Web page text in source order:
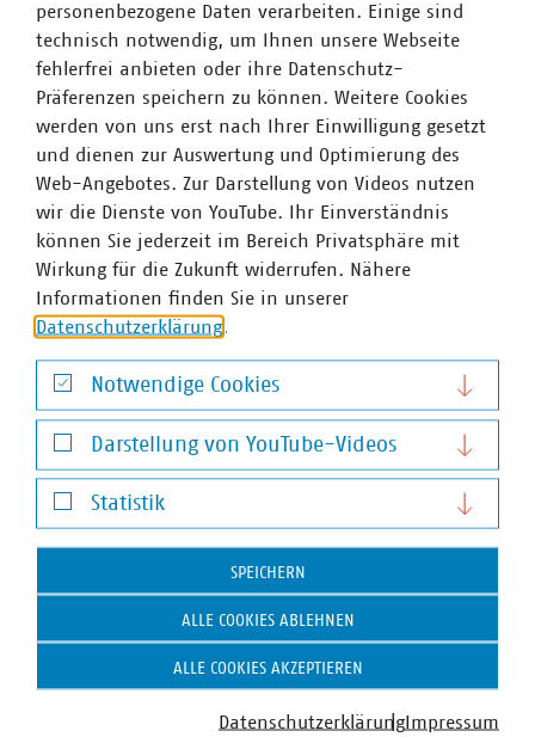
In Berlin-Brandenburg sind 57 kommunale Unternehmen
im VKU organisiert. Die VKU-Mitgliedsunternehmen in
Berlin-Brandenburg leisten jährlich Investitionen in
Höhe von 1,044 Milliarden Euro, erwirtschaften einen
Umsatz von über 4,4 Milliarden Euro und sind wichtiger
Arbeitgeber für mehr als 15.000 Beschäftigte.
Ansprechpartner
personenbezogene Daten verarbeiten. Einige sind
technisch notwendig, um Ihnen unsere Webseite
fehlerfrei anbieten oder ihre Datenschutz-
Präferenzen speichern zu können. Weitere Cookies
werden von uns erst nach Ihrer Einwilligung gesetzt
und dienen zur Auswertung und Optimierung des
Web-Angebotes. Zur Darstellung von Videos nutzen
wir die Dienste von YouTube. Ihr Einverständnis
können Sie jederzeit im Bereich Privatsphäre mit
Wirkung für die Zukunft widerrufen. Nähere
Informationen finden Sie in unserer
Datenschutzerklärung.
Notwendige Cookies
Notwendige Cookies
Darstellung von YouTube-Videos
Darstellung von YouTube-Videos
Statistik
Statistik
SPEICHERN
ALLE COOKIES ABLEHNEN
ALLE COOKIES AKZEPTIEREN
DatenschutzerklärungImpressum